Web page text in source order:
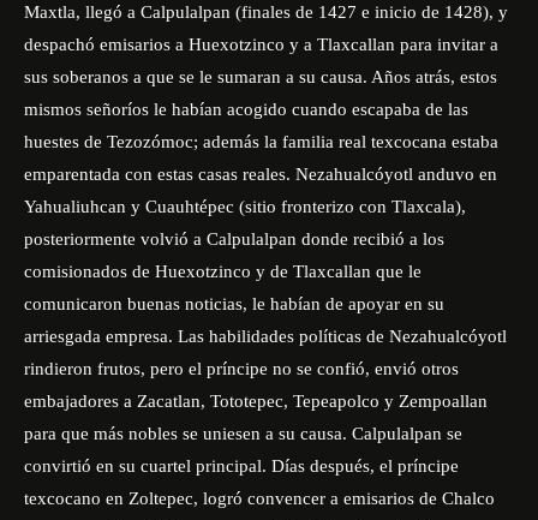
Maxtla, llegó a Calpulalpan (finales de 1427 e inicio de 1428), y
despachó emisarios a Huexotzinco y a Tlaxcallan para invitar a
sus soberanos a que se le sumaran a su causa. Años atrás, estos
mismos señoríos le habían acogido cuando escapaba de las
huestes de Tezozómoc; además la familia real texcocana estaba
emparentada con estas casas reales. Nezahualcóyotl anduvo en
Yahualiuhcan y Cuauhtépec (sitio fronterizo con Tlaxcala),
posteriormente volvió a Calpulalpan donde recibió a los
comisionados de Huexotzinco y de Tlaxcallan que le
comunicaron buenas noticias, le habían de apoyar en su
arriesgada empresa. Las habilidades políticas de Nezahualcóyotl
rindieron frutos, pero el príncipe no se confió, envió otros
embajadores a Zacatlan, Tototepec, Tepeapolco y Zempoallan
para que más nobles se uniesen a su causa. Calpulalpan se
convirtió en su cuartel principal. Días después, el príncipe
texcocano en Zoltepec, logró convencer a emisarios de Chalco